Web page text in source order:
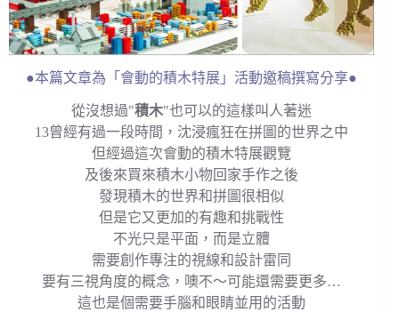
●本篇文章為「會動的積木特展」活動邀稿撰寫分享●
從沒想過"積木"也可以的這樣叫人著迷
13曾經有過一段時間，沈浸瘋狂在拼圖的世界之中
但經過這次會動的積木特展觀覽
及後來買來積木小物回家手作之後
發現積木的世界和拼圖很相似
但是它又更加的有趣和挑戰性
不光只是平面，而是立體
需要創作專注的視線和設計雷同
要有三視角度的概念，噢不～可能還需要更多…
這也是個需要手腦和眼睛並用的活動